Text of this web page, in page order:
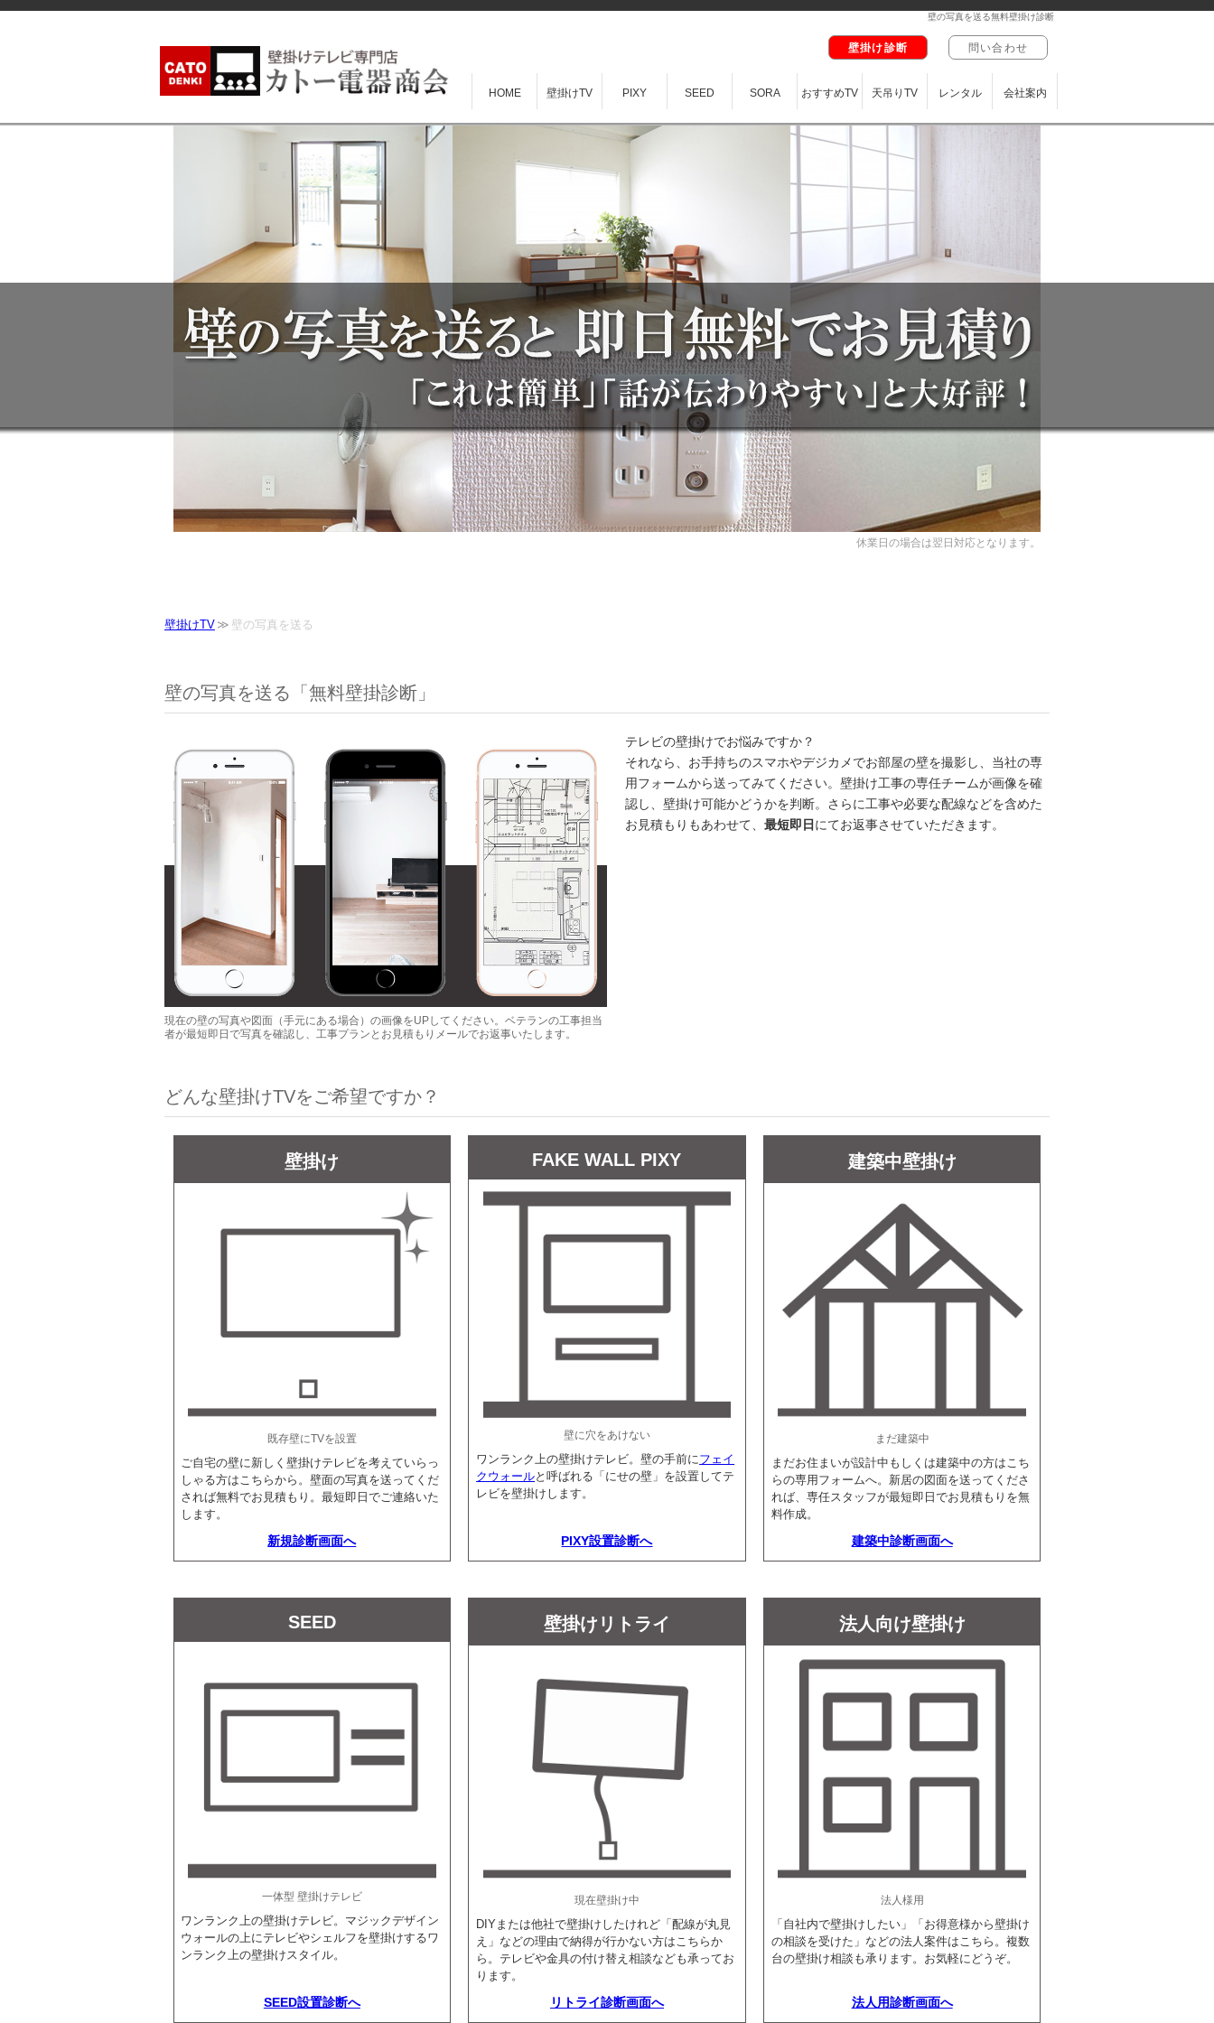
壁の写真を送る無料壁掛け診断
壁掛け診断 問い合わせ
HOME 壁掛けTV PIXY SEED SORA おすすめTV 天吊りTV レンタル 会社案内
休業日の場合は翌日対応となります。
壁掛けTV 壁の写真を送る
壁の写真を送る「無料壁掛診断」
現在の壁の写真や図面（手元にある場合）の画像をUPしてください。ベテランの工事担当
者が最短即日で写真を確認し、工事プランとお見積もりメールでお返事いたします。
テレビの壁掛けでお悩みですか？
それなら、お手持ちのスマホやデジカメでお部屋の壁を撮影し、当社の専
用フォームから送ってみてください。壁掛け工事の専任チームが画像を確
認し、壁掛け可能かどうかを判断。さらに工事や必要な配線などを含めた
お見積もりもあわせて、 最短即日 にてお返事させていただきます。
どんな壁掛けTVをご希望ですか？
壁掛け
既存壁にTVを設置
ご自宅の壁に新しく壁掛けテレビを考えていらっ
しゃる方はこちらから。壁面の写真を送ってくだ
されば無料でお見積もり。最短即日でご連絡いた
します。
新規診断画面へ
FAKE WALL PIXY
壁に穴をあけない
ワンランク上の壁掛けテレビ。壁の手前に フェイ
クウォールと呼ばれる「にせの壁」を設置してテ
レビを壁掛けします。
PIXY設置診断へ
建築中壁掛け
まだ建築中
まだお住まいが設計中もしくは建築中の方はこち
らの専用フォームへ。新居の図面を送ってくださ
れば、専任スタッフが最短即日でお見積もりを無
料作成。
建築中診断画面へ
SEED
一体型 壁掛けテレビ
ワンランク上の壁掛けテレビ。マジックデザイン
ウォールの上にテレビやシェルフを壁掛けするワ
ンランク上の壁掛けスタイル。
SEED設置診断へ
壁掛けリトライ
現在壁掛け中
DIYまたは他社で壁掛けしたけれど「配線が丸見
え」などの理由で納得が行かない方はこちらか
ら。テレビや金具の付け替え相談なども承ってお
ります。
リトライ診断画面へ
法人向け壁掛け
法人様用
「自社内で壁掛けしたい」「お得意様から壁掛け
の相談を受けた」などの法人案件はこちら。複数
台の壁掛け相談も承ります。お気軽にどうぞ。
法人用診断画面へ